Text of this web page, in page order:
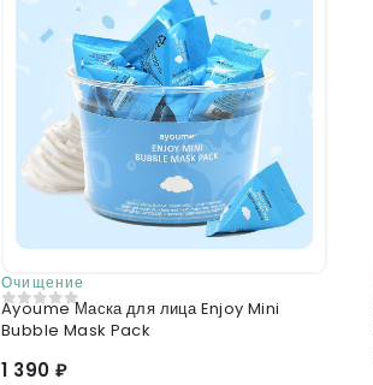
Очищение
0из 5
Ayoume Маска для лица Enjoy Mini
Bubble Mask Pack
1 390 ₽